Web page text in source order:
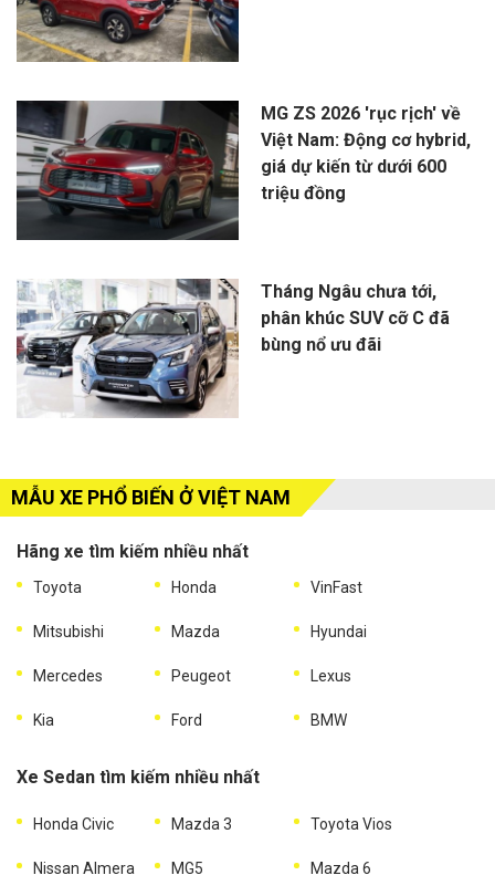
MG ZS 2026 'rục rịch' về
Việt Nam: Động cơ hybrid,
giá dự kiến từ dưới 600
triệu đồng
Tháng Ngâu chưa tới,
phân khúc SUV cỡ C đã
bùng nổ ưu đãi
MẪU XE PHỔ BIẾN Ở VIỆT NAM
Hãng xe tìm kiếm nhiều nhất
Toyota Honda VinFast
Mitsubishi Mazda Hyundai
Mercedes Peugeot Lexus
Kia Ford BMW
Xe Sedan tìm kiếm nhiều nhất
Honda Civic Mazda 3 Toyota Vios
Nissan Almera MG5 Mazda 6